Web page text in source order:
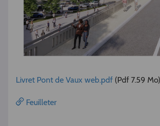
Livret Pont de Vaux web.pdf (Pdf 7.59 Mo)
Feuilleter